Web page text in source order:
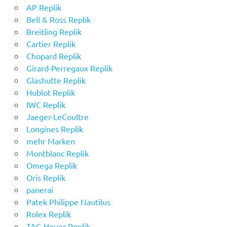
AP Replik
Bell & Ross Replik
Breitling Replik
Cartier Replik
Chopard Replik
Girard-Perregaux Replik
Glashutte Replik
Hublot Replik
IWC Replik
Jaeger-LeCoultre
Longines Replik
mehr Marken
Montblanc Replik
Omega Replik
Oris Replik
panerai
Patek Philippe Nautilus
Rolex Replik